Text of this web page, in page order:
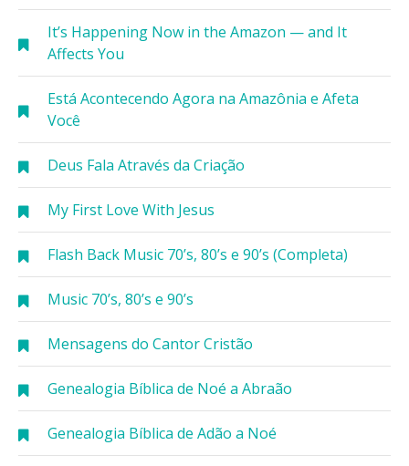
It’s Happening Now in the Amazon — and It
Affects You
Está Acontecendo Agora na Amazônia e Afeta
Você
Deus Fala Através da Criação
My First Love With Jesus
Flash Back Music 70’s, 80’s e 90’s (Completa)
Music 70’s, 80’s e 90’s
Mensagens do Cantor Cristão
Genealogia Bíblica de Noé a Abraão
Genealogia Bíblica de Adão a Noé